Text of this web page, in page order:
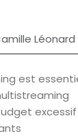
Léonard
est
excessif